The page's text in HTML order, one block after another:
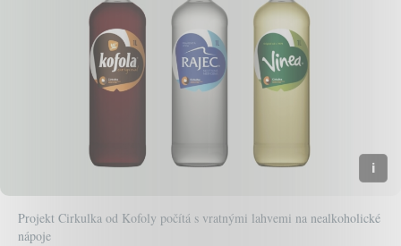
Projekt Cirkulka od Kofoly počítá s vratnými lahvemi na nealkoholické
nápoje